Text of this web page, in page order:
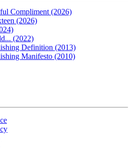
Compliment (2026)
(2026)
(2022)
Definition (2013)
Manifesto (2010)